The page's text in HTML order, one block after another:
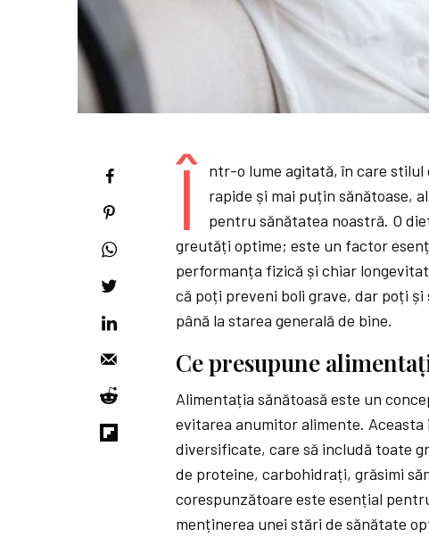
Î
ntr-o lume agitată, în care stilul
rapide și mai puțin sănătoase,
pentru sănătatea noastră. O
greutăți optime; este un factor
performanța fizică și chiar
că poți preveni boli grave, dar poți
până la starea generală de bine.
Ce presupune
Alimentația sănătoasă este un
evitarea anumitor alimente.
diversificate, care să includă toate
de proteine, carbohidrați, grăsimi
corespunzătoare este esențial
menținerea unei stări de sănătate